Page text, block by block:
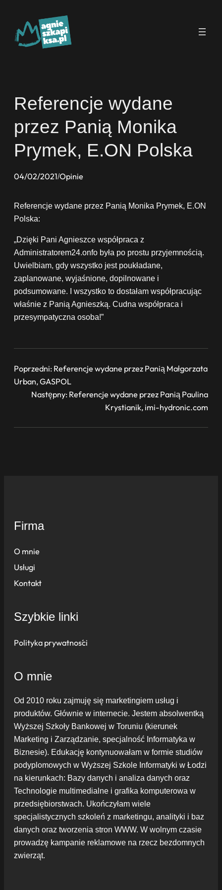
treści
Referencje wydane
przez Panią Monika
Prymek, E.ON Polska
04/02/2021/Opinie
Referencje wydane przez Panią Monika Prymek, E.ON
Polska:
„Dzięki Pani Agnieszce współpraca z
Administratorem24.onfo była po prostu przyjemnością.
Uwielbiam, gdy wszystko jest poukładane,
zaplanowane, wyjaśnione, dopilnowane i
podsumowane. I wszystko to dostałam współpracując
właśnie z Panią Agnieszką. Cudna współpraca i
przesympatyczna osoba!”
Poprzedni: Referencje wydane przez Panią Małgorzata
Urban, GASPOL
Następny: Referencje wydane przez Panią Paulina
Krystianik, imi-hydronic.com
Firma
O mnie
Usługi
Kontakt
Szybkie linki
Polityka prywatności
O mnie
Od 2010 roku zajmuję się marketingiem usług i
produktów. Głównie w internecie. Jestem absolwentką
Wyższej Szkoły Bankowej w Toruniu (kierunek
Marketing i Zarządzanie, specjalność Informatyka w
Biznesie). Edukację kontynuowałam w formie studiów
podyplomowych w Wyższej Szkole Informatyki w Łodzi
na kierunkach: Bazy danych i analiza danych oraz
Technologie multimedialne i grafika komputerowa w
przedsiębiorstwach. Ukończyłam wiele
specjalistycznych szkoleń z marketingu, analityki i baz
danych oraz tworzenia stron WWW. W wolnym czasie
prowadzę kampanie reklamowe na rzecz bezdomnych
zwierząt.